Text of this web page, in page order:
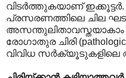
വിടർത്തുകയാണ്
പ്രസരണത്തിലെ ചില
രോഗാതുര ചിരി
വിവിധ